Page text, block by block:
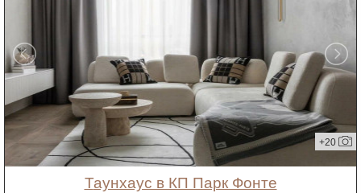
+20
таунхаус в КП Парк Фонте